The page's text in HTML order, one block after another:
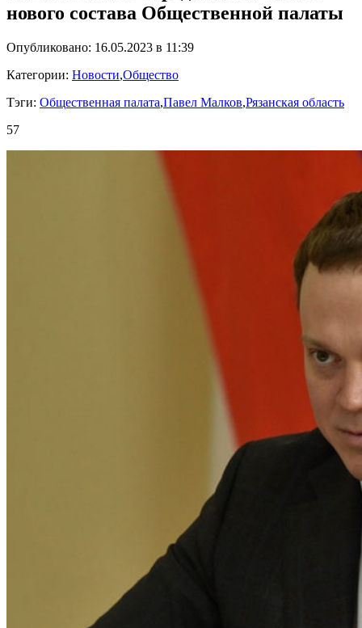
нового состава Общественной палаты
Опубликовано: 16.05.2023 в 11:39
Категории: Новости,Общество
Тэги: Общественная палата,Павел Малков,Рязанская область
57